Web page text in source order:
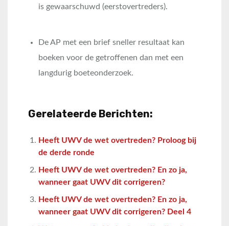
is gewaarschuwd (eerstovertreders).
De AP met een brief sneller resultaat kan
boeken voor de getroffenen dan met een
langdurig boeteonderzoek.
Gerelateerde Berichten:
Heeft UWV de wet overtreden? Proloog bij
de derde ronde
Heeft UWV de wet overtreden? En zo ja,
wanneer gaat UWV dit corrigeren?
Heeft UWV de wet overtreden? En zo ja,
wanneer gaat UWV dit corrigeren? Deel 4